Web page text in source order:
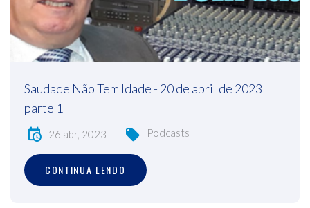
Saudade Não Tem Idade - 20 de abril de 2023
parte 1
26 abr, 2023 Podcasts
CONTINUA LENDO